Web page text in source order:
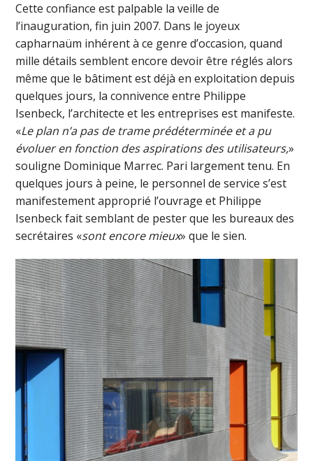
Cette confiance est palpable la veille de
l’inauguration, fin juin 2007. Dans le joyeux
capharnaüm inhérent à ce genre d’occasion, quand
mille détails semblent encore devoir être réglés alors
même que le bâtiment est déjà en exploitation depuis
quelques jours, la connivence entre Philippe
Isenbeck, l’architecte et les entreprises est manifeste.
«Le plan n’a pas de trame prédéterminée et a pu
évoluer en fonction des aspirations des utilisateurs,»
souligne Dominique Marrec. Pari largement tenu. En
quelques jours à peine, le personnel de service s’est
manifestement approprié l’ouvrage et Philippe
Isenbeck fait semblant de pester que les bureaux des
secrétaires «sont encore mieux» que le sien.